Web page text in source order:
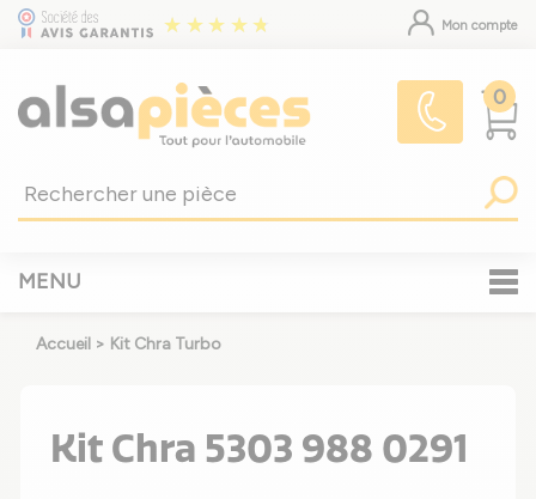
Mon compte
0
MENU
Accueil > Kit Chra Turbo
Kit Chra 5303 988 0291